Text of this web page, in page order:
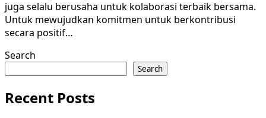
juga selalu berusaha untuk kolaborasi terbaik bersama.
Untuk mewujudkan komitmen untuk berkontribusi
secara positif…
Search
Search
Recent Posts